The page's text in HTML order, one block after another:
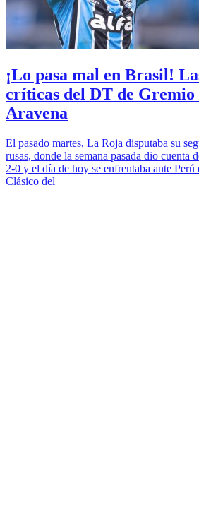
¡Lo pasa mal en Brasil!
críticas del DT de Gremio
Aravena
El pasado martes, La Roja disputaba su
rusas, donde la semana pasada dio cuenta
2-0 y el día de hoy se enfrentaba ante
Clásico del